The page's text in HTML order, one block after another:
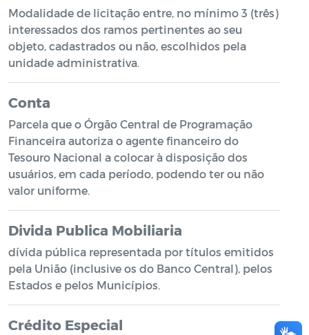
Modalidade de licitação entre, no mínimo 3 (três)
interessados dos ramos pertinentes ao seu
objeto, cadastrados ou não, escolhidos pela
unidade administrativa.
Conta
Parcela que o Órgão Central de Programação
Financeira autoriza o agente financeiro do
Tesouro Nacional a colocar à disposição dos
usuários, em cada período, podendo ter ou não
valor uniforme.
Divida Publica Mobiliaria
dívida pública representada por títulos emitidos
pela União (inclusive os do Banco Central), pelos
Estados e pelos Municípios.
Crédito Especial